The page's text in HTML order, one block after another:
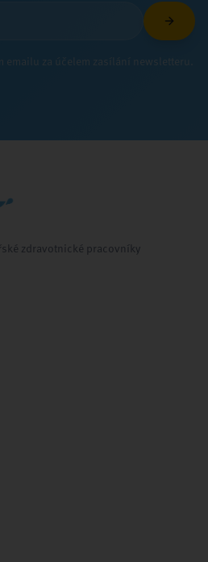
emailu za účelem zasílání newsletteru.
zdravotnické pracovníky